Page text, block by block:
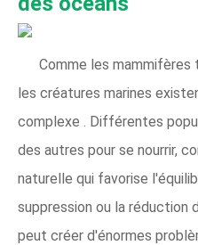
Comme les
les créatures marines
complexe . Différentes
des autres pour se nourrir,
naturelle qui favorise
suppression ou la réduction
peut créer d'énormes